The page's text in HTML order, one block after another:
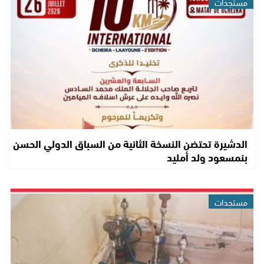
الدشيرة تحتضن النسخة الثانية من السباق الدولي الحسن
بنمسعود ولد أمليد
مستجدات